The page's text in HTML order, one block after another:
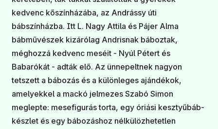
kedvenc kőszínházába, az Andrássy úti
bábszínházba. Itt L. Nagy Attila és Pájer Alma
bábművészek kizárólag Andrisnak báboztak,
méghozzá kedvenc meséit - Nyúl Pétert és
Babarókát - adták elő. Az ünnepeltnek nagyon
tetszett a bábozás és a különleges ajándékok,
amelyekkel a mackó jelmezes Szabó Simon
meglepte: mesefigurás torta, egy óriási kesztyűbáb-
készlet és egy bábozáshoz nélkülözhetetlen